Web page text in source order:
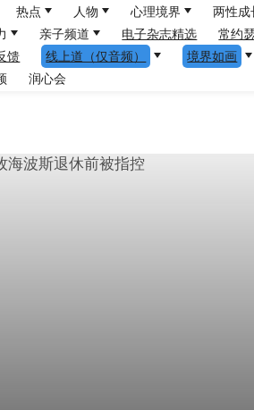
热点 人物 心理境界 两性成
亲子频道 电子杂志精选 常约
馈
线上道（仅音频） 境界如画
润心会